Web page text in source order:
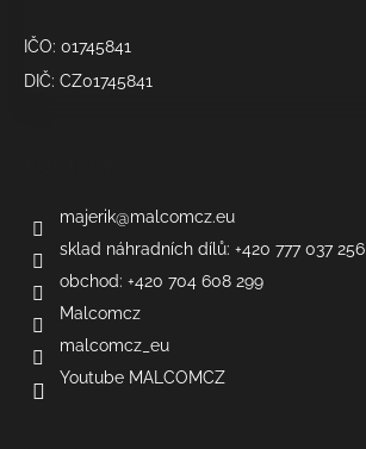
IČO: 01745841
DIČ: CZ01745841
majerik@malcomcz.eu
sklad náhradních dílů: +420 777 037 256
obchod: +420 704 608 299
Malcomcz
malcomcz_eu
Youtube MALCOMCZ